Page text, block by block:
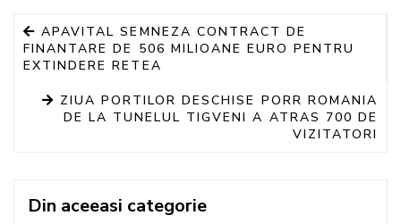
APAVITAL SEMNEZA CONTRACT DE
FINANTARE DE 506 MILIOANE EURO PENTRU
EXTINDERE RETEA
ZIUA PORTILOR DESCHISE PORR ROMANIA
DE LA TUNELUL TIGVENI A ATRAS 700 DE
VIZITATORI
Din aceeasi categorie